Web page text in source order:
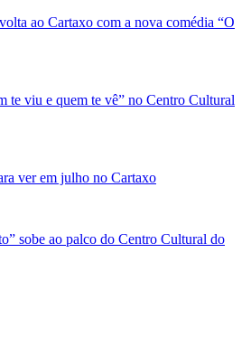
ao Cartaxo com a nova comédia “O
te viu e quem te vê” no Centro Cultural
ver em julho no Cartaxo
sobe ao palco do Centro Cultural do